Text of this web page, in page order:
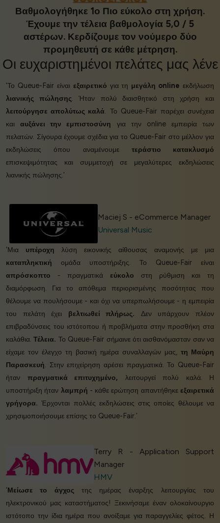
Βαθμολογήθηκε 1ο Πιο εύκολο στη χρήση.
Έχουμε την τέλεια βαθμολογία 5,0 / 5
αστέρων. Κερδίζουμε τον νούμερο δύο
προμηθευτή σε κάθε μέτρηση.
Οι ευχαριστημένοι πελάτες μας λένε
‘Το Queue-Fair είναι εξαιρετικό για τη μεγάλη online εκδήλωση
λιανικής πώλησης. Ήταν πολύ διαισθητικό στη χρήση και
λειτούργησε απολύτως καλά. Το Queue-Fair παρέχει συνέχεια
καιαυξάνει την εμπιστοσύνη για την online εμπειρία των
πελατών. Σίγουρα έχουμε σχέδια για το Queue-Fair στο μέλλον για
εκδηλώσεις όπου αναμένουμε τεράστιο κατακλυσμό
επισκεψιμότητας και συμμετοχή σε μεγαλύτερες εκδηλώσεις
λιανικής πώλησης.’
Maciej S - eCommerce Manager
Universal Music
‘Μια υπέροχη λύση εικονικής αίθουσας αναμονής με μια
καταπληκτική ομάδα υποστήριξης. Το Queue-Fair είναι
απρόσκοπτο - πραγματικά εύκολο στη ρύθμιση και τη
διαμόρφωση. Για το απόθεμα περιορισμένης ποσότητας που
θέλουμε να πουλήσουμε - και όχι να υπερπωλήσουμε - η εμπειρία
του πελάτη έχει βελτιωθεί πλήρως. Δεν υπάρχουν πλέον
επιβραδύνσεις του ιστότοπου ή προβλήματα στην προσθήκη στα
καλάθια.Τέλεια. Το Queue-Fair σήμαινε ότι αισθανόμασταν σαν να
είχαμε τον έλεγχο τη βασική ημέρα συναλλαγών μας, τη Μαύρη
Παρασκευή. Στην επιχείρηση αρέσει πραγματικά. Το Queue-Fair
ήταν πραγματικά επιτυχημένο, λειτουργεί πολύ καλά. Η
υποστήριξη ήταν λαμπρή - κάθε ερώτηση απαντήθηκεεξαιρετικά
γρήγορα. Έρχονται πολλές εκδηλώσεις στις οποίες θέλουμε να
χρησιμοποιήσουμε επίσης το Queue-Fair.’
Terry R - Application Support
Manager
HMV
‘Μείωσε το άγχος της ημέρας έναρξης λειτουργίας του
ηλεκτρονικού μας καταστήματος! Ξεκινήσαμε έναν ολοκαίνουργιο
ιστότοπο την ίδια ημέρα που ανοίξαμε για παραγγελίες φέτος. Η